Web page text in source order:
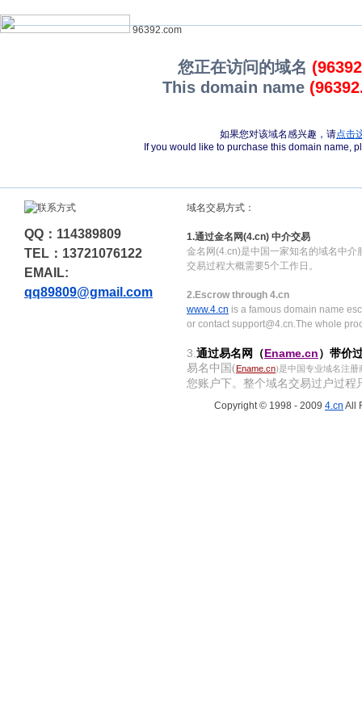
96392.com
您正在访问的域名
This domain name
如果您对该域名感兴趣，请点击
If you would like to purchase this domain name,
QQ：114389809
TEL：13721076122
EMAIL:
qq89809@gmail.com
域名交易方式：
1.通过金名网(4.cn) 中介交易
金名网(4.cn)是中国一家知名的域名中介
交易过程大概需要5个工作日。
2.Escrow through 4.cn
www.4.cn is a famous domain name
or contact support@4.cn.The whole
3. 通过易名网（Ename.cn）带价
易名中国(Ename.cn)是中国专业域名注册
您账户下。 整个域名交易过户过程
Copyright © 1998 - 2009 4.cn All